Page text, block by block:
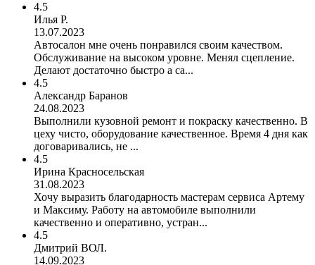
4.5
Илья Р.
13.07.2023
Автосалон мне очень понравился своим качеством.
Обслуживание на высоком уровне. Менял сцепление.
Делают достаточно быстро а са...
4.5
Александр Баранов
24.08.2023
Выполнили кузовной ремонт и покраску качественно. В
цеху чисто, оборудование качественное. Время 4 дня как
договаривались, не ...
4.5
Ирина Красносельская
31.08.2023
Хочу выразить благодарность мастерам сервиса Артему
и Максиму. Работу на автомобиле выполнили
качественно и оперативно, устран...
4.5
Дмитрий ВОЛ.
14.09.2023